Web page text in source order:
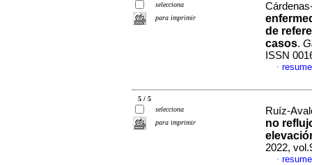
selecciona
para imprimir
de
casos.
ISSN
·
5 / 5
selecciona
para imprimir
Ruíz-
no
2022,
·